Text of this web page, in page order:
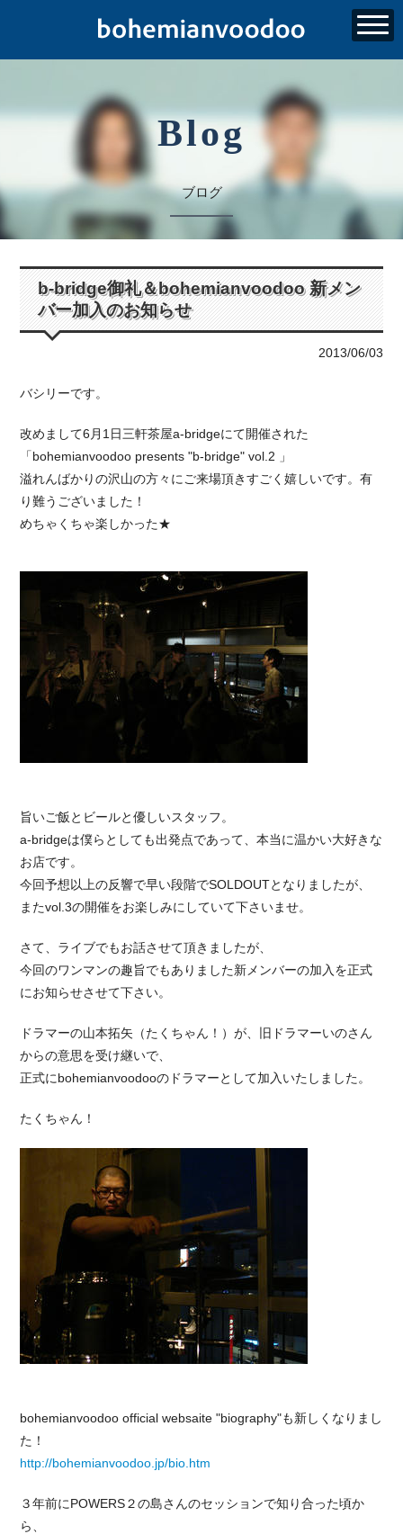
Blog
ブログ
b-bridge御礼＆bohemianvoodoo 新メン
バー加入のお知らせ
2013/06/03
バシリーです。
改めまして6月1日三軒茶屋a-bridgeにて開催された
「bohemianvoodoo presents "b-bridge" vol.2 」
溢れんばかりの沢山の方々にご来場頂きすごく嬉しいです。有
り難うございました！
めちゃくちゃ楽しかった★
旨いご飯とビールと優しいスタッフ。
a-bridgeは僕らとしても出発点であって、本当に温かい大好きな
お店です。
今回予想以上の反響で早い段階でSOLDOUTとなりましたが、
またvol.3の開催をお楽しみにしていて下さいませ。
さて、ライブでもお話させて頂きましたが、
今回のワンマンの趣旨でもありました新メンバーの加入を正式
にお知らせさせて下さい。
ドラマーの山本拓矢（たくちゃん！）が、旧ドラマーいのさん
からの意思を受け継いで、
正式にbohemianvoodooのドラマーとして加入いたしました。
たくちゃん！
bohemianvoodoo official websaite "biography"も新しくなりまし
た！
http://bohemianvoodoo.jp/bio.htm
３年前にPOWERS２の島さんのセッションで知り合った頃か
ら、